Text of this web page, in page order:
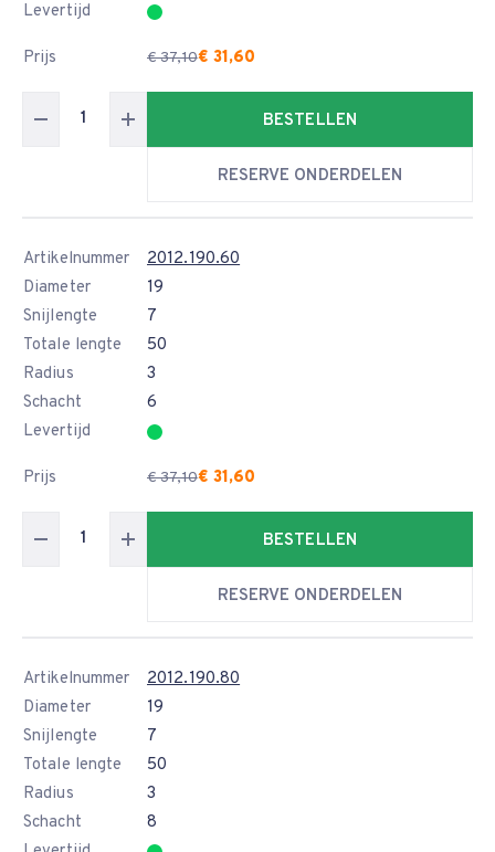
Levertijd
Prijs € 37,10€ 31,60
BESTELLEN
RESERVE ONDERDELEN
Artikelnummer
2012.190.60
Diameter
19
Snijlengte
7
Totale lengte
50
Radius
3
Schacht
6
Levertijd
Prijs € 37,10€ 31,60
BESTELLEN
RESERVE ONDERDELEN
Artikelnummer
2012.190.80
Diameter
19
Snijlengte
7
Totale lengte
50
Radius
3
Schacht
8